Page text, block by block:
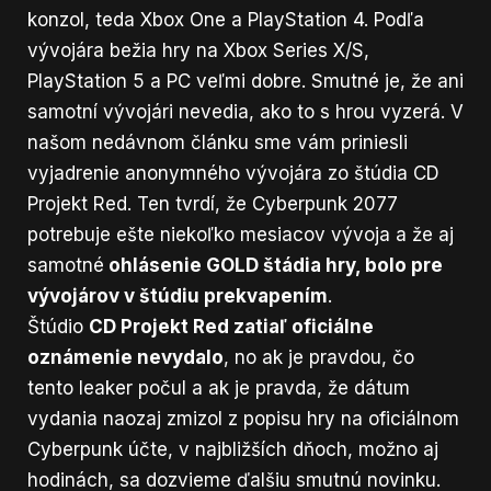
konzol, teda Xbox One a PlayStation 4. Podľa
vývojára bežia hry na Xbox Series X/S,
PlayStation 5 a PC veľmi dobre. Smutné je, že ani
samotní vývojári nevedia, ako to s hrou vyzerá. V
našom nedávnom článku sme vám priniesli
vyjadrenie anonymného vývojára zo štúdia CD
Projekt Red. Ten tvrdí, že Cyberpunk 2077
potrebuje ešte niekoľko mesiacov vývoja a že aj
samotné ohlásenie GOLD štádia hry, bolo pre
vývojárov v štúdiu prekvapením.
Štúdio CD Projekt Red zatiaľ oficiálne
oznámenie nevydalo, no ak je pravdou, čo
tento leaker počul a ak je pravda, že dátum
vydania naozaj zmizol z popisu hry na oficiálnom
Cyberpunk účte, v najbližších dňoch, možno aj
hodinách, sa dozvieme ďalšiu smutnú novinku.